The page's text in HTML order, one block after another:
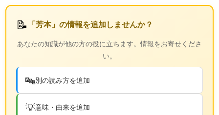
📝 「芳本」の情報を追加しませんか？
あなたの知識が他の方の役に立ちます。情報をお寄せくださ
い。
🔤別の読み方を追加
💡意味・由来を追加